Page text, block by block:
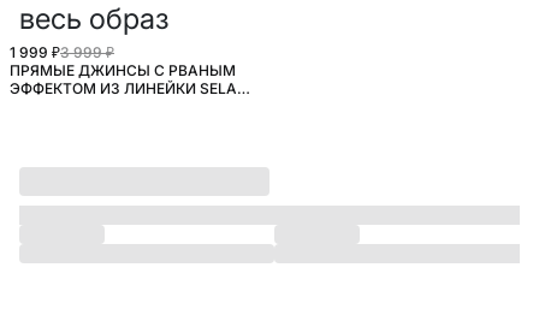
весь образ
1 999 ₽3 999 ₽
ПРЯМЫЕ ДЖИНСЫ С РВАНЫМ
ЭФФЕКТОМ ИЗ ЛИНЕЙКИ SELA